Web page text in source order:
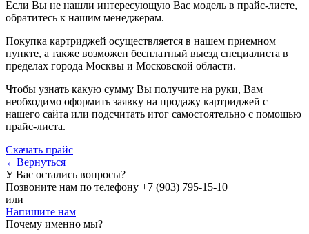
Если Вы не нашли интересующую Вас модель в прайс-листе,
обратитесь к нашим менеджерам.
Покупка картриджей осуществляется в нашем приемном
пункте, а также возможен бесплатный выезд специалиста в
пределах города Москвы и Московской области.
Чтобы узнать какую сумму Вы получите на руки, Вам
необходимо оформить заявку на продажу картриджей с
нашего сайта или подсчитать итог самостоятельно с помощью
прайс-листа.
Скачать прайс
←Вернуться
У Вас остались вопросы?
Позвоните нам по телефону +7 (903) 795-15-10
или
Напишите нам
Почему именно мы?